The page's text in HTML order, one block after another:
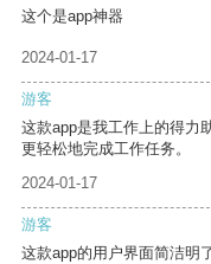
这个是app神器
2024-01-17
游客
这款app是我工作上的得力
更轻松地完成工作任务。
2024-01-17
游客
这款app的用户界面简洁明